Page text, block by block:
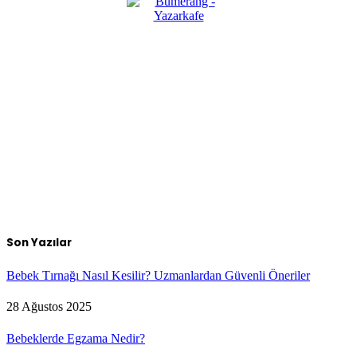
Son Yazılar
Bebek Tırnağı Nasıl Kesilir? Uzmanlardan Güvenli Öneriler
28 Ağustos 2025
Bebeklerde Egzama Nedir?